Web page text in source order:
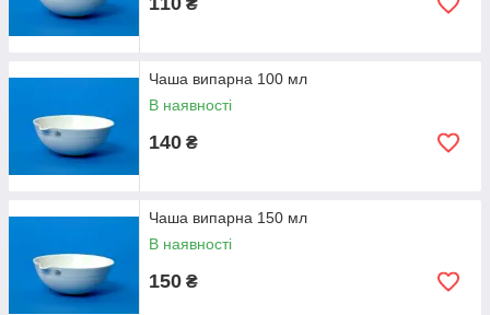
₴
Чаша випарна 100 мл
В наявності
140 ₴
Чаша випарна 150 мл
В наявності
150 ₴